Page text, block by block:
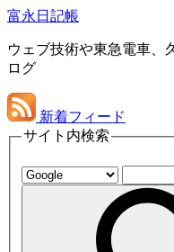
富永日記帳
ウェブ技術や東急電車、
ログ
新着フィード
サイト内検索